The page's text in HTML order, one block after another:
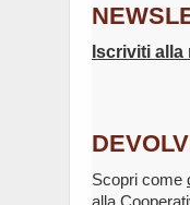
Iscriviti alla
Scopri come
alla